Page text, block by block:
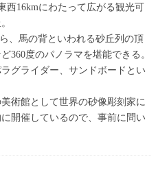
16kmにわたって広がる観光可
、馬の背といわれる砂丘列の頂
360度のパノラマを堪能できる。
グライダー、サンドボードとい
術館として世界の砂像彫刻家に
開催しているので、事前に問い